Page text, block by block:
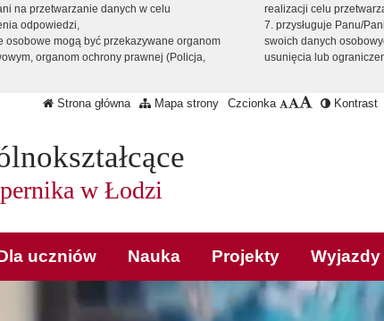
na przetwarzanie danych w celu
odpowiedzi,
osobowe mogą być przekazywane organom
organom ochrony prawnej (Policja,
realizacji celu
7. przysługuje Panu/
swoich danych
usunięcia lub
Strona główna Mapa strony Czcionka Kontrast
w Łodzi
uczniów Nauka Projekty Wyjazdy